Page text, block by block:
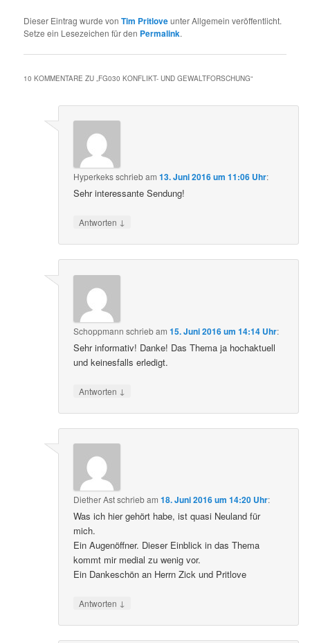
Dieser Eintrag wurde vonTim Pritloveunter Allgemein veröffentlicht.
Setze ein Lesezeichen für den Permalink.
10 KOMMENTARE ZU „FG030 KONFLIKT- UND GEWALTFORSCHUNG“
Hyperkeksschriebam13. Juni 2016 um 11:06 Uhr:
Sehr interessante Sendung!
Antworten ↓
Schoppmann schriebam15. Juni 2016 um 14:14 Uhr:
Sehr informativ! Danke! Das Thema ja hochaktuell
und keinesfalls erledigt.
Antworten ↓
Diether Astschriebam18. Juni 2016 um 14:20 Uhr:
Was ich hier gehört habe, ist quasi Neuland für
mich.
Ein Augenöffner. Dieser Einblick in das Thema
kommt mir medial zu wenig vor.
Ein Dankeschön an Herrn Zick und Pritlove
Antworten ↓